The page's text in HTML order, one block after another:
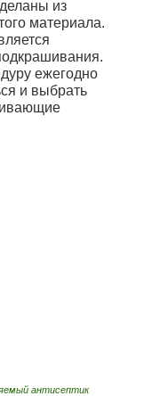
из
материала.
ежегодно
и выбрать
антисептик